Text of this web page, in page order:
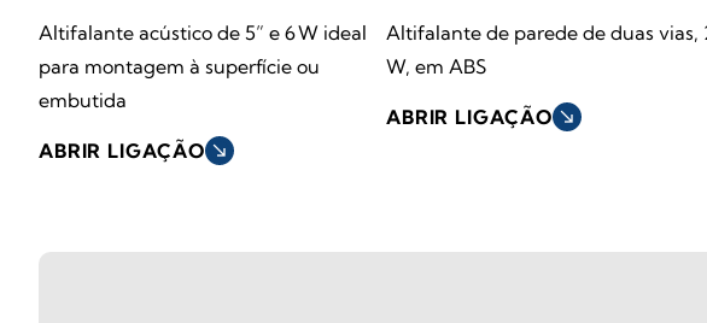
Altifalante acústico de 5” e 6 W ideal
para montagem à superfície ou
embutida
ABRIR LIGAÇÃO south_east
Altifalante de parede de duas vias,
W, em ABS
ABRIR LIGAÇÃO south_east